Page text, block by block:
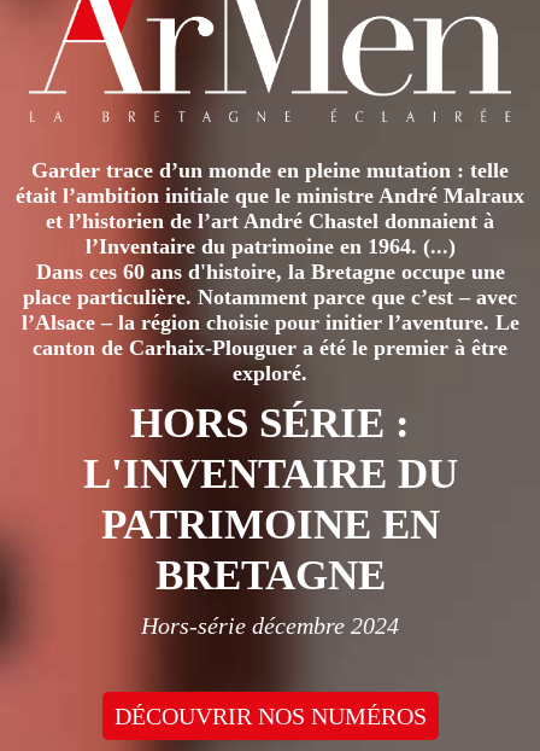
Garder trace d’un monde en pleine mutation : telle
était l’ambition initiale que le ministre André Malraux
et l’historien de l’art André Chastel donnaient à
l’Inventaire du patrimoine en 1964. (...)
Dans ces 60 ans d'histoire, la Bretagne occupe une
place particulière. Notamment parce que c’est – avec
l’Alsace – la région choisie pour initier l’aventure. Le
canton de Carhaix-Plouguer a été le premier à être
exploré.
HORS SÉRIE :
L'INVENTAIRE DU
PATRIMOINE EN
BRETAGNE
Hors-série décembre 2024
DÉCOUVRIR NOS NUMÉROS